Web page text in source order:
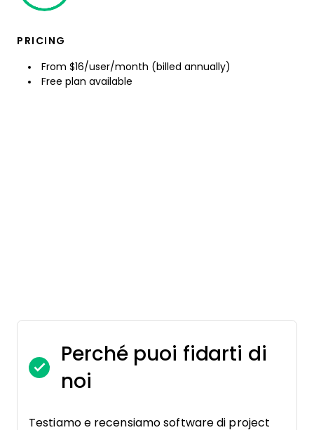
PRICING
From $16/user/month (billed annually)
Free plan available
Perché puoi fidarti di
noi
Testiamo e recensiamo software di project